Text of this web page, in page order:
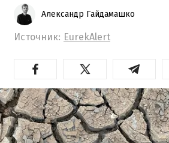
Александр Гайдамашко
Источник: EurekAlert